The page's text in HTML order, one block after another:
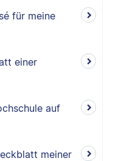
für meine
einer
auf
meiner